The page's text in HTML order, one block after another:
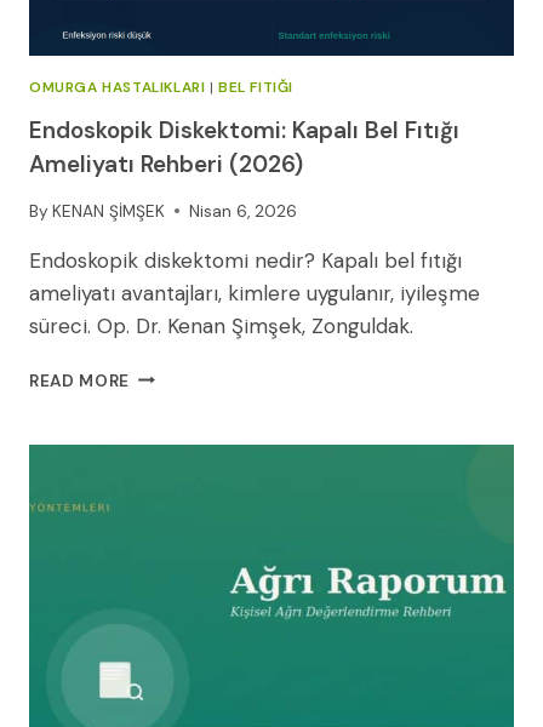
OMURGA HASTALIKLARI |BEL FITIĞI
Endoskopik Diskektomi: Kapalı Bel Fıtığı
Ameliyatı Rehberi (2026)
By KENAN ŞİMŞEK Nisan 6, 2026
Endoskopik diskektomi nedir? Kapalı bel fıtığı
ameliyatı avantajları, kimlere uygulanır, iyileşme
süreci. Op. Dr. Kenan Şimşek, Zonguldak.
READ MORE ENDOSKOPIK
BEL